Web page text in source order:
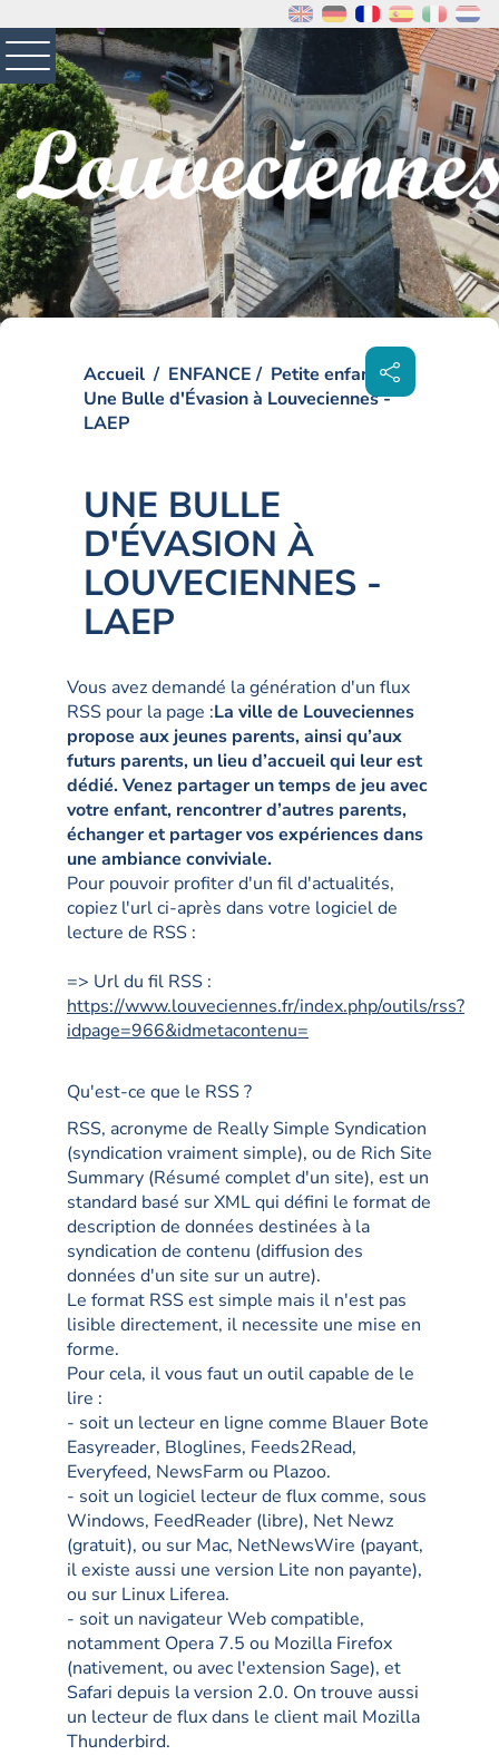
MENU
PRINCIPAL
Visiter la page accueil du site de Louveciennes
Accueil ENFANCE
Petite enfance
Une Bulle d'Évasion à Louveciennes -
LAEP
Partager
sur les
réseaux
sociaux
UNE BULLE
D'ÉVASION À
LOUVECIENNES -
LAEP
Vous avez demandé la génération d'un flux
RSS pour la page :La ville de Louveciennes
propose aux jeunes parents, ainsi qu’aux
futurs parents, un lieu d’accueil qui leur est
dédié. Venez partager un temps de jeu avec
votre enfant, rencontrer d’autres parents,
échanger et partager vos expériences dans
une ambiance conviviale.
Pour pouvoir profiter d'un fil d'actualités,
copiez l'url ci-après dans votre logiciel de
lecture de RSS :
=> Url du fil RSS :
https://www.louveciennes.fr/index.php/outils/rss?
idpage=966&idmetacontenu=
Qu'est-ce que le RSS ?
RSS, acronyme de Really Simple Syndication
(syndication vraiment simple), ou de Rich Site
Summary (Résumé complet d'un site), est un
standard basé sur XML qui défini le format de
description de données destinées à la
syndication de contenu (diffusion des
données d'un site sur un autre).
Le format RSS est simple mais il n'est pas
lisible directement, il necessite une mise en
forme.
Pour cela, il vous faut un outil capable de le
lire :
- soit un lecteur en ligne comme Blauer Bote
Easyreader, Bloglines, Feeds2Read,
Everyfeed, NewsFarm ou Plazoo.
- soit un logiciel lecteur de flux comme, sous
Windows, FeedReader (libre), Net Newz
(gratuit), ou sur Mac, NetNewsWire (payant,
il existe aussi une version Lite non payante),
ou sur Linux Liferea.
- soit un navigateur Web compatible,
notamment Opera 7.5 ou Mozilla Firefox
(nativement, ou avec l'extension Sage), et
Safari depuis la version 2.0. On trouve aussi
un lecteur de flux dans le client mail Mozilla
Thunderbird.